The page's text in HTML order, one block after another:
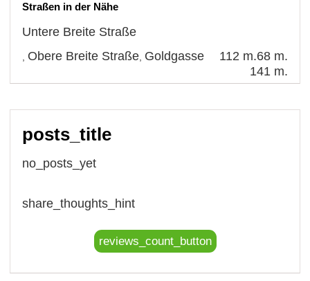
Straßen in der Nähe
Untere Breite Straße
68 m.
Obere Breite Straße 112 m.
Goldgasse
141 m.
posts_title
no_posts_yet
share_thoughts_hint
reviews_count_button